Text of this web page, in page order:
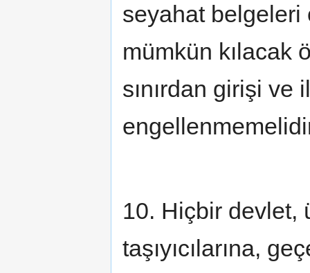
seyahat
mümkün kılacak
sınırdan girişi
10. Hiçbir devlet,
taşıyıcılarına,